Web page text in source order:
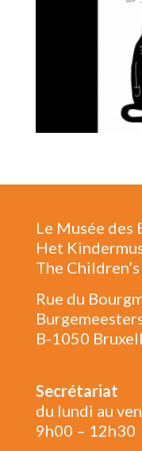
Le Musée des
Het
The
Rue du
B-1050
Secrétariat
du lundi au
9h00 – 12h30